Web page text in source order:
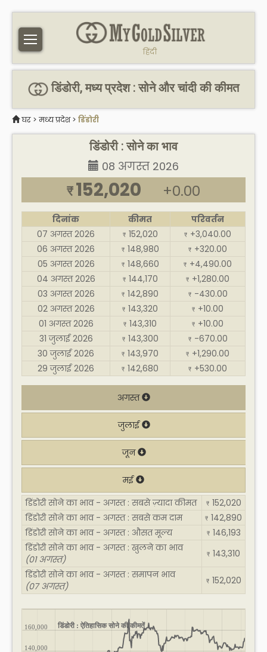
हिंदी
डिंडोरी, मध्य प्रदेश : सोने और चांदी की कीमत
घर > मध्य प्रदेश> डिंडोरी
डिंडोरी : सोने का भाव
08 अगस्त 2026
₹ 152,020 +0.00
दिनांक कीमत
परिवर्तन
07 अगस्त 2026
₹ 152,020 ₹ +3,040.00
06 अगस्त 2026
₹ 148,980 ₹ +320.00
05 अगस्त 2026
₹ 148,660 ₹ +4,490.00
04 अगस्त 2026
₹ 144,170 ₹ +1,280.00
03 अगस्त 2026
₹ 142,890 ₹ -430.00
02 अगस्त 2026
₹ 143,320 ₹ +10.00
01 अगस्त 2026
₹ 143,310 ₹ +10.00
31 जुलाई 2026
₹ 143,300 ₹ -670.00
30 जुलाई 2026
₹ 143,970 ₹ +1,290.00
29 जुलाई 2026
₹ 142,680 ₹ +530.00
अगस्त
जुलाई
जून
मई
डिंडोरी सोने का भाव - अगस्त : सबसे ज़्यादा कीमत
₹ 152,020
डिंडोरी सोने का भाव - अगस्त : सबसे कम दाम
₹ 142,890
डिंडोरी सोने का भाव - अगस्त : औसत मूल्य
₹ 146,193
डिंडोरी सोने का भाव - अगस्त : खुलने का भाव
(01 अगस्त)
₹ 143,310
डिंडोरी सोने का भाव - अगस्त : समापन भाव
(07 अगस्त)
₹ 152,020
डिंडोरी : ऐतिहासिक सोने की कीमतें
140,000
160,000